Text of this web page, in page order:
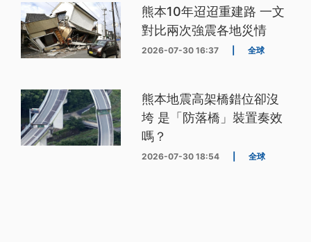
熊本10年迢迢重建路 一文
對比兩次強震各地災情
2026-07-30 16:37 全球
熊本地震高架橋錯位卻沒
垮 是「防落橋」裝置奏效
嗎？
2026-07-30 18:54 全球